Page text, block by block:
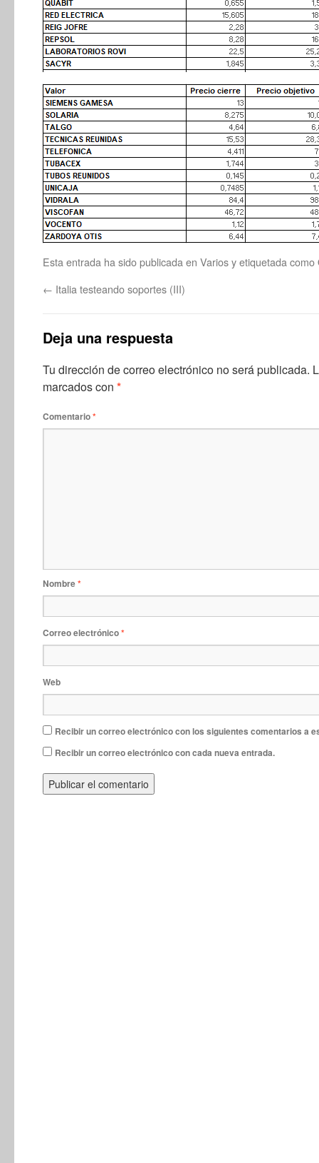
Esta entrada ha sido publicada en Variosy etiquetada como
← Italia testeando soportes (III)
Deja una respuesta
Tu dirección de correo electrónico no será publicada.
marcados con *
Comentario*
Nombre*
Correo electrónico*
Web
Recibir un correo electrónico con los siguientes comentarios a
Recibir un correo electrónico con cada nueva entrada.